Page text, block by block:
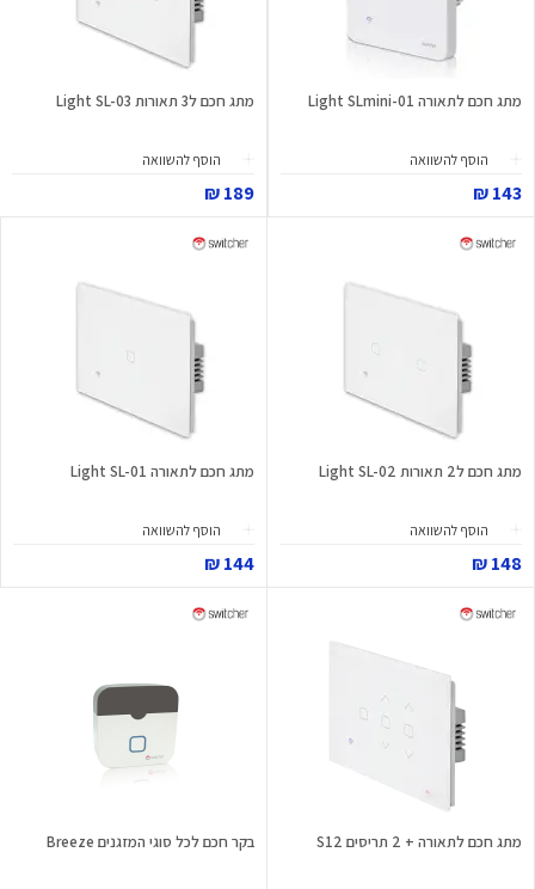
מתג חכם לתאורה Light SLmini-01
הוסף להשוואה
143 ₪
מתג חכם ל3 תאורות Light SL-03
הוסף להשוואה
189 ₪
מתג חכם ל2 תאורות Light SL-02
הוסף להשוואה
148 ₪
מתג חכם לתאורה Light SL-01
הוסף להשוואה
144 ₪
מתג חכם לתאורה + 2 תריסים S12 בקר חכם לכל סוגי המזגנים Breeze